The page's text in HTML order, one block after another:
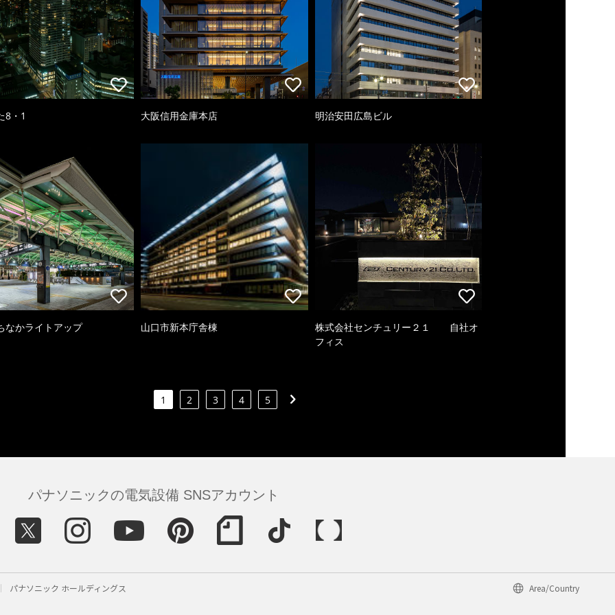
8・1 大阪信用金庫本店 明治安田広島ビル
なかライトアップ 山口市新本庁舎棟
株式会社センチュリー２１ 自社オ
フィス
1 2 3 4 5
パナソニックの電気設備 SNSアカウント
パナソニック ホールディングス Area/Country